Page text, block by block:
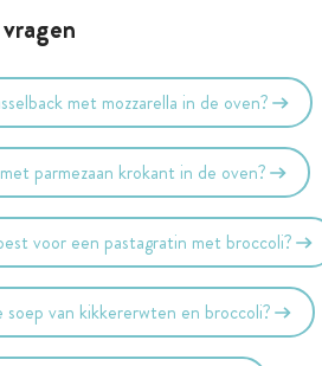
met mozzarella in de oven?
parmezaan krokant in de oven?
voor een pastagratin met broccoli?
soep van kikkererwten en broccoli?